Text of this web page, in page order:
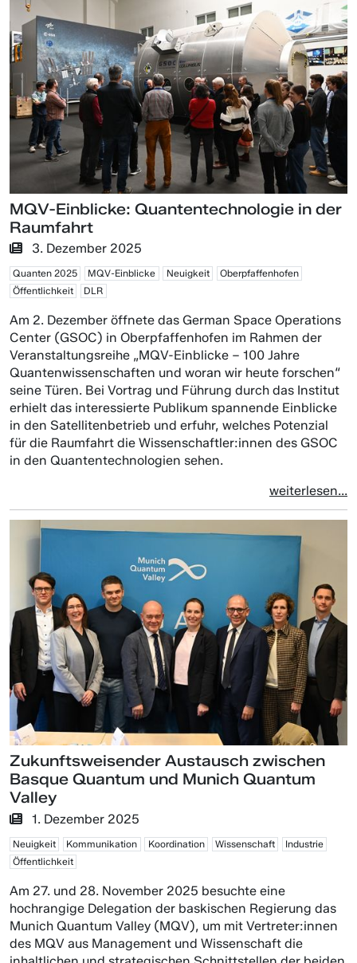
MQV-Einblicke: Quantentechnologie in der
Raumfahrt
3. Dezember 2025
Quanten 2025 MQV-Einblicke Neuigkeit
Oberpfaffenhofen
Öffentlichkeit
DLR
Am 2. Dezember öffnete das German Space Operations
Center (GSOC) in Oberpfaffenhofen im Rahmen der
Veranstaltungsreihe „MQV-Einblicke – 100 Jahre
Quantenwissenschaften und woran wir heute forschen“
seine Türen. Bei Vortrag und Führung durch das Institut
erhielt das interessierte Publikum spannende Einblicke
in den Satellitenbetrieb und erfuhr, welches Potenzial
für die Raumfahrt die Wissenschaftler:innen des GSOC
in den Quantentechnologien sehen.
weiterlesen...
Zukunftsweisender Austausch zwischen
Basque Quantum und Munich Quantum
Valley
1. Dezember 2025
Neuigkeit Kommunikation Koordination Wissenschaft
Industrie
Öffentlichkeit
Am 27. und 28. November 2025 besuchte eine
hochrangige Delegation der baskischen Regierung das
Munich Quantum Valley (MQV), um mit Vertreter:innen
des MQV aus Management und Wissenschaft die